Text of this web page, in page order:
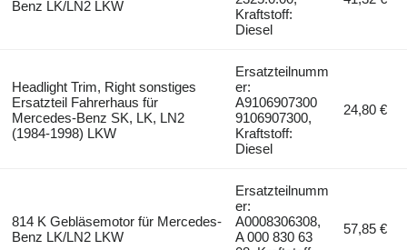
Benz LK/LN2 LKW
Kraftstoff:
Diesel
Headlight Trim, Right sonstiges
Ersatzteil Fahrerhaus für
Mercedes-Benz SK, LK, LN2
(1984-1998) LKW
Ersatzteilnumm
er:
A9106907300
9106907300,
Kraftstoff:
Diesel
24,80 €
814 K Gebläsemotor für Mercedes-
Benz LK/LN2 LKW
Ersatzteilnumm
er:
A0008306308,
A 000 830 63
57,85 €